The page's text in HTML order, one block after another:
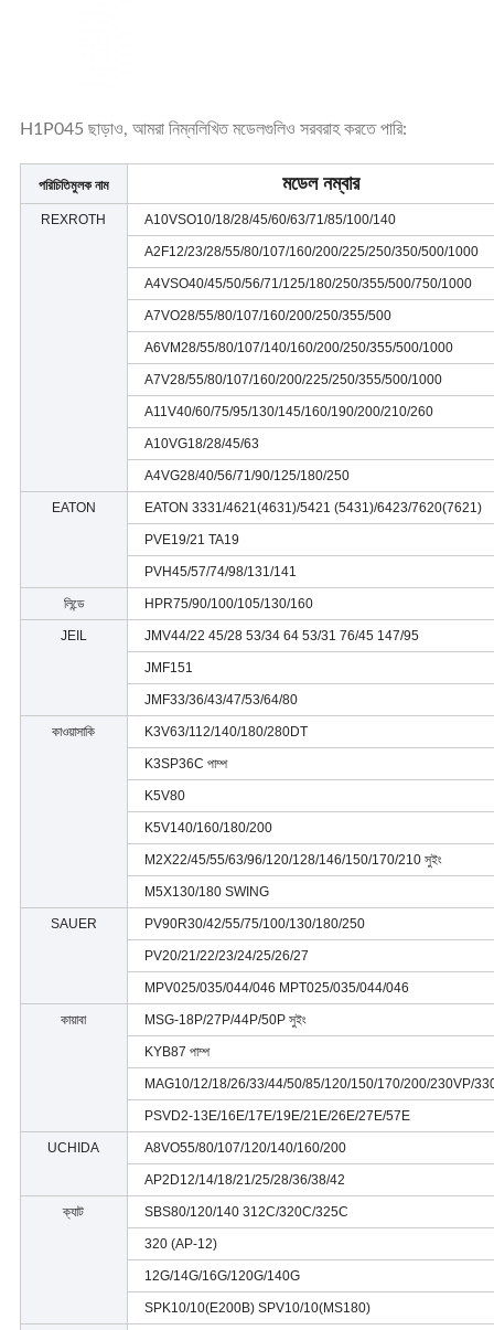
H1P045 ছাড়াও, আমরা নিম্নলিখিত মডেলগুলিও সরবরাহ করতে পারি:
পরিচিতিমুলক নাম মডেল নম্বার
REXROTH A10VSO10/18/28/45/60/63/71/85/100/140
A2F12/23/28/55/80/107/160/200/225/250/350/500/1000
A4VSO40/45/50/56/71/125/180/250/355/500/750/1000
A7VO28/55/80/107/160/200/250/355/500
A6VM28/55/80/107/140/160/200/250/355/500/1000
A7V28/55/80/107/160/200/225/250/355/500/1000
A11V40/60/75/95/130/145/160/190/200/210/260
A10VG18/28/45/63
A4VG28/40/56/71/90/125/180/250
EATON EATON 3331/4621(4631)/5421 (5431)/6423/7620(7621)
PVE19/21 TA19
PVH45/57/74/98/131/141
লিন্ডে HPR75/90/100/105/130/160
JEIL JMV44/22 45/28 53/34 64 53/31 76/45 147/95
JMF151
JMF33/36/43/47/53/64/80
কাওয়াসাকি K3V63/112/140/180/280DT
K3SP36C পাম্প
K5V80
K5V140/160/180/200
M2X22/45/55/63/96/120/128/146/150/170/210 সুইং
M5X130/180 SWING
SAUER PV90R30/42/55/75/100/130/180/250
PV20/21/22/23/24/25/26/27
MPV025/035/044/046 MPT025/035/044/046
কায়াবা MSG-18P/27P/44P/50P সুইং
KYB87 পাম্প
MAG10/12/18/26/33/44/50/85/120/150/170/200/230VP/
PSVD2-13E/16E/17E/19E/21E/26E/27E/57E
UCHIDA A8VO55/80/107/120/140/160/200
AP2D12/14/18/21/25/28/36/38/42
ক্যাট SBS80/120/140 312C/320C/325C
320 (AP-12)
12G/14G/16G/120G/140G
SPK10/10(E200B) SPV10/10(MS180)